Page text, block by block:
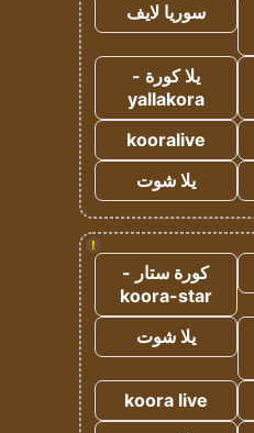
سوريا لايف
يلا كورة -
yallakora
kooralive
يلا شوت
!
كورة ستار -
koora-star
يلا شوت
koora live